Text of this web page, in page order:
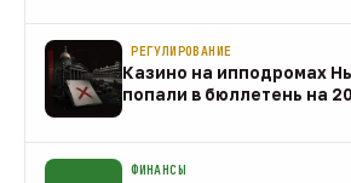
РЕГУЛИРОВАНИЕ
Казино на ипподромах
попали в бюллетень на
ФИНАНСЫ